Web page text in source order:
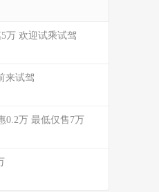
5万 欢迎试乘试驾
来试驾
0.2万 最低仅售7万